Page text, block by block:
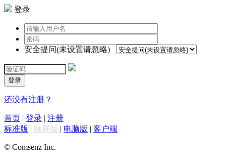
登录
安全提问(未设置请忽略)
登录
还没有注册？
首页 | 登录 | 注册
标准版 | 触屏版 | 电脑版 | 客户端
© Comsenz Inc.